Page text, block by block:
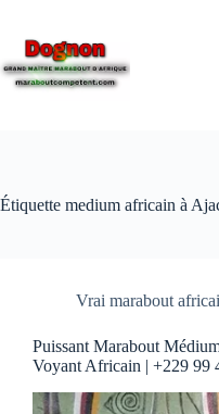
Étiquette medium africain à
Vrai marabout
Puissant Marabout
Voyant Africain | +229 99